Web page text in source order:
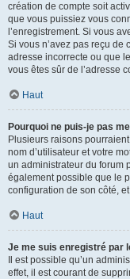
création de compte soit
que vous puissiez vous
l’enregistrement. Si vous
Si vous n’avez pas reçu de
adresse incorrecte ou que
vous êtes sûr de l’adresse
Haut
Pourquoi ne puis-je pas
Plusieurs raisons
nom d’utilisateur et votre
un administrateur du forum
également possible que le
configuration de son côté,
Haut
Je me suis enregistré par
Il est possible qu’un
effet, il est courant de